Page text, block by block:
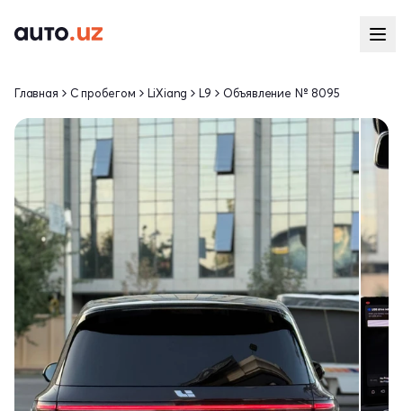
Главная С пробегом LiXiang L9 Объявление № 8095